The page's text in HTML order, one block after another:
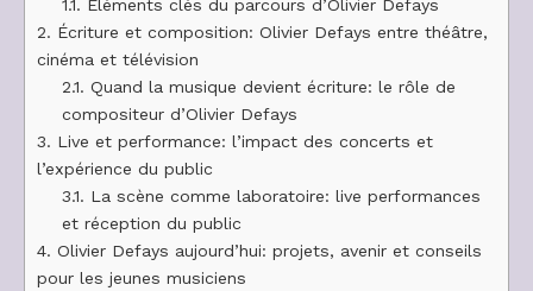
1.1. Éléments clés du parcours d’Olivier Defays
2. Écriture et composition: Olivier Defays entre théâtre,
cinéma et télévision
2.1. Quand la musique devient écriture: le rôle de
compositeur d’Olivier Defays
3. Live et performance: l’impact des concerts et
l’expérience du public
3.1. La scène comme laboratoire: live performances
et réception du public
4. Olivier Defays aujourd’hui: projets, avenir et conseils
pour les jeunes musiciens